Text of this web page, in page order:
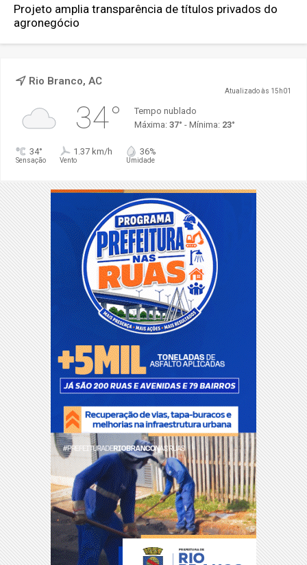
Projeto amplia transparência de títulos privados do
agronegócio
Rio Branco, AC
Atualizado às 15h01
34°
Tempo nublado
Máxima: 37° - Mínima: 23°
34°
Sensação
1.37 km/h
Vento
36%
Umidade